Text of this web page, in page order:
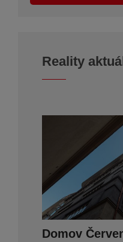
Reality
Domov